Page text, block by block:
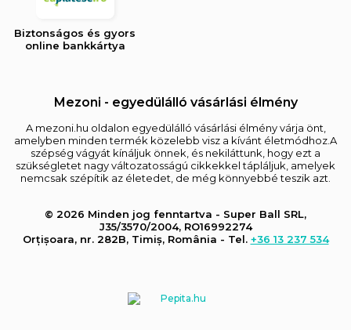
Biztonságos és gyors
online bankkártya
Mezoni - egyedülálló vásárlási élmény
A mezoni.hu oldalon egyedülálló vásárlási élmény várja önt,
amelyben minden termék közelebb visz a kívánt életmódhoz.A
szépség vágyát kínáljuk önnek, és nekiláttunk, hogy ezt a
szükségletet nagy változatosságú cikkekkel tápláljuk, amelyek
nemcsak szépítik az életedet, de még könnyebbé teszik azt.
© 2026 Minden jog fenntartva - Super Ball SRL,
J35/3570/2004, RO16992274
Orțișoara, nr. 282B, Timiș, România - Tel. +36 13 237 534